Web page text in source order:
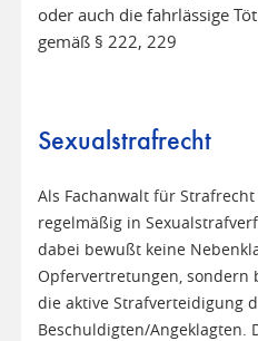
oder auch die fahrlässige
gemäß § 222, 229
Sexualstrafrecht
Als Fachanwalt für
regelmäßig in
dabei bewußt keine
Opfervertretungen, sondern
die aktive Strafverteidigung
Beschuldigten/Angeklagten.